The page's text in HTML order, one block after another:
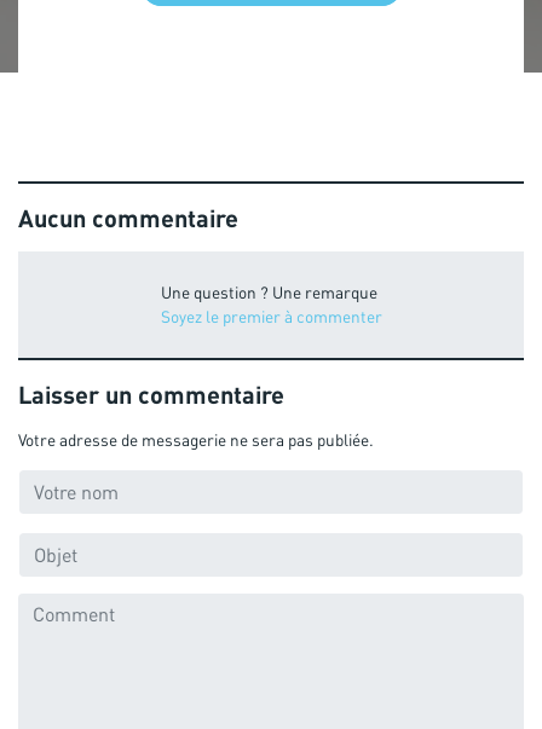
Aucun commentaire
Une question ? Une remarque
Soyez le premier à commenter
Laisser un commentaire
Votre adresse de messagerie ne sera pas publiée.